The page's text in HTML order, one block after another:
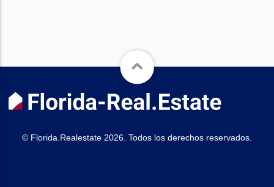
© Florida.Realestate 2026. Todos los derechos reservados.